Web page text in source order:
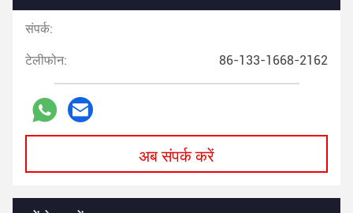
संपर्क:
टेलीफोन: 86-133-1668-2162
अब संपर्क करें